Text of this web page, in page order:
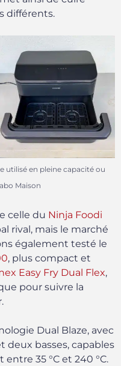
différents.
utilisé en pleine capacité ou
Maison
celle du Ninja Foodi
rival, mais le marché
également testé le
, plus compact et
Easy Fry Dual Flex,
pour suivre la
Dual Blaze, avec
deux basses, capables
35 °C et 240 °C.